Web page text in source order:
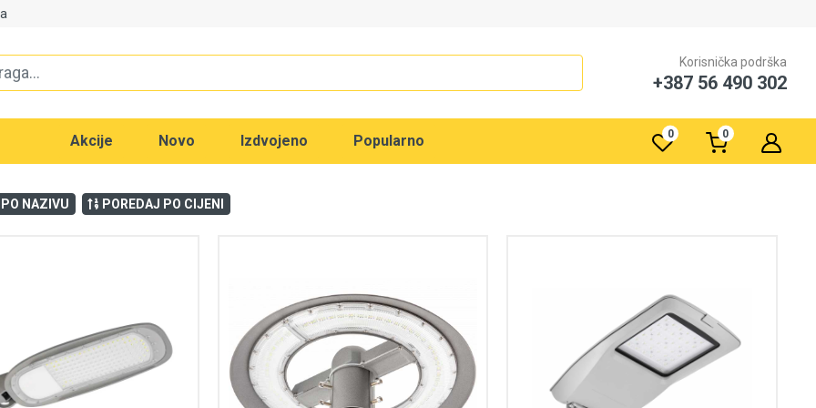
Korisnička podrška
+387 56 490 302
Akcije Novo Izdvojeno Popularno 0 0
NAZIVU POREDAJ PO CIJENI